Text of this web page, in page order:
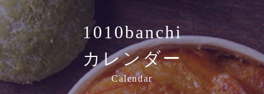
1010banchi
カレンダー
Calendar